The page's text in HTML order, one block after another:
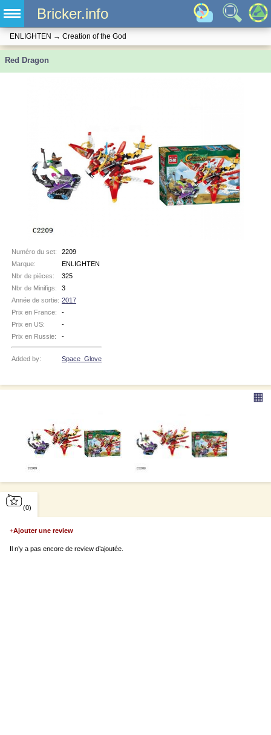
Bricker.info
ENLIGHTEN → Creation of the God
Red Dragon
Numéro du set:
2209
Marque:
ENLIGHTEN
Nbr de pièces:
325
Nbr de Minifigs:
3
Année de sortie: 2017
Prix en France:
-
Prix en US:
-
Prix en Russie:
-
Added by: Space_Glove
▦
(0)
+Ajouter une review
Il n’y a pas encore de review d’ajoutée.